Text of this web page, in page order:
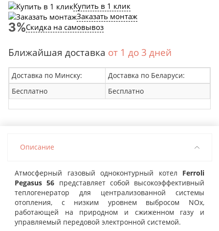
Купить в 1 клик
Заказать монтаж
Скидка на самовывоз
Ближайшая доставка от 1 до 3 дней
Доставка по Минску:
Доставка по Беларуси:
Бесплатно
Бесплатно
Описание
Атмосферный газовый одноконтурный котел Ferroli
Pegasus 56 представляет собой высокоэффективный
теплогенератор для централизованной системы
отопления, с низким уровнем выбросом NOx,
работающей на природном и сжиженном газу и
управляемый передовой электронной системой.